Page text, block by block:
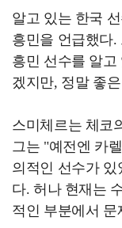
알고 있는 한국
흥민을 언급했다
흥민 선수를 알
겠지만, 정말 좋
스미체르는 체코
그는 "예전엔 카
의적인 선수가
다. 허나 현재는
적인 부분에서